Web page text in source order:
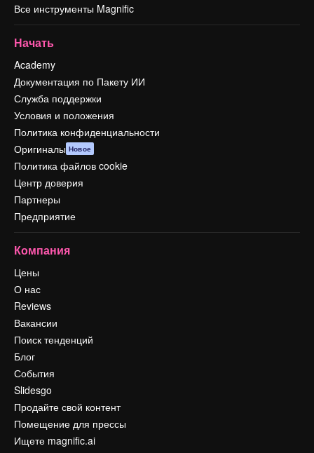
Все инструменты Magnific
Начать
Academy
Документация по Пакету ИИ
Служба поддержки
Условия и положения
Политика конфиденциальности
Оригиналы Новое
Политика файлов cookie
Центр доверия
Партнеры
Предприятие
Компания
Цены
О нас
Reviews
Вакансии
Поиск тенденций
Блог
События
Slidesgo
Продайте свой контент
Помещение для прессы
Ищете magnific.ai